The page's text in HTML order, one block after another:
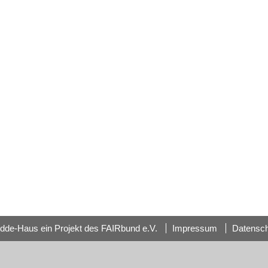
Haus ein Projekt des FAIRbund e.V. Impressum